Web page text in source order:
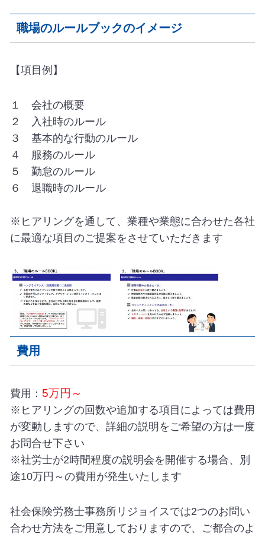
職場のルールブックのイメージ
【項目例】
１ 会社の概要
２ 入社時のルール
３ 基本的な行動のルール
４ 服務のルール
５ 勤怠のルール
６ 退職時のルール
※ヒアリングを通して、業種や業態に合わせた各社
に最適な項目のご提案をさせていただきます
費用
費用： 5万円～
※ヒアリングの回数や追加する項目によっては費用
が変動しますので、詳細の説明をご希望の方は一度
お問合せ下さい
※社労士が2時間程度の説明会を開催する場合、別
途10万円～の費用が発生いたします
社会保険労務士事務所リジョイスでは2つのお問い
合わせ方法をご用意しておりますので、ご都合のよ